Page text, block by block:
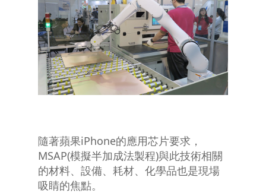
隨著蘋果iPhone的應用芯片要求，
MSAP(模擬半加成法製程)與此技術相關
的材料、設備、耗材、化學品也是現場
吸睛的焦點。